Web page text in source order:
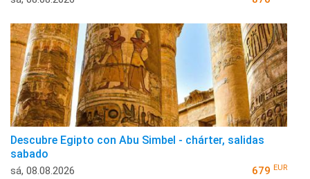
Descubre Egipto con Abu Simbel - chárter, salidas
sabado
sá, 08.08.2026 679 EUR